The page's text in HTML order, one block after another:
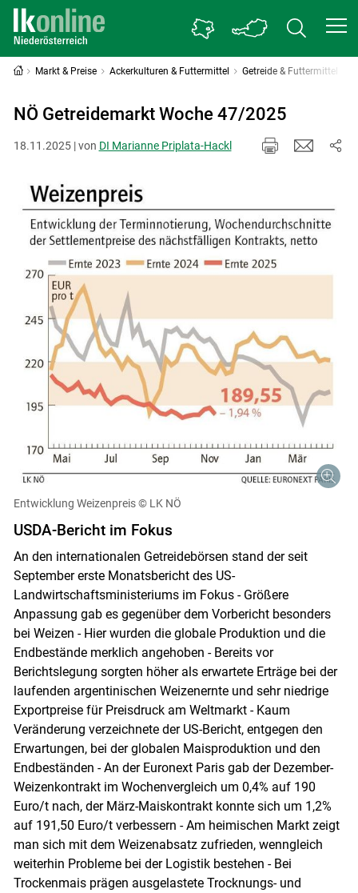
Skip to main content
Markt & Preise Ackerkulturen & Futtermittel Getreide & Futtermittel
NÖ Getreidemarkt Woche 47/2025
18.11.2025 | von DI Marianne Priplata-Hackl
Entwicklung Weizenpreis © LK NÖ
USDA-Bericht im Fokus
An den internationalen Getreidebörsen stand der seit
September erste Monatsbericht des US-
Landwirtschaftsministeriums im Fokus - Größere
Anpassung gab es gegenüber dem Vorbericht besonders
bei Weizen - Hier wurden die globale Produktion und die
Endbestände merklich angehoben - Bereits vor
Berichtslegung sorgten höher als erwartete Erträge bei der
laufenden argentinischen Weizenernte und sehr niedrige
Exportpreise für Preisdruck am Weltmarkt - Kaum
Veränderung verzeichnete der US-Bericht, entgegen den
Erwartungen, bei der globalen Maisproduktion und den
Endbeständen - An der Euronext Paris gab der Dezember-
Weizenkontrakt im Wochenvergleich um 0,4% auf 190
Euro/t nach, der März-Maiskontrakt konnte sich um 1,2%
auf 191,50 Euro/t verbessern - Am heimischen Markt zeigt
man sich mit dem Weizenabsatz zufrieden, wenngleich
weiterhin Probleme bei der Logistik bestehen - Bei
Trockenmais prägen ausgelastete Trocknungs- und